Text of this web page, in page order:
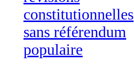
constitutionnelles
sans référendum
populaire